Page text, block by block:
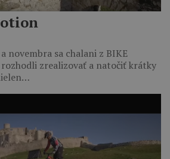
novembra sa chalani z BIKE
rozhodli zrealizovať a natočiť krátky